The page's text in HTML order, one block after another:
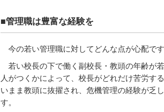
■管理職は豊富な経験を
今の若い管理職に対してどんな点が心配で
若い校長の下で働く副校長・教頭の年齢が
人がつくかによって、校長がどれだけ苦労す
いまま教頭に抜擢され、危機管理の経験が乏
す。